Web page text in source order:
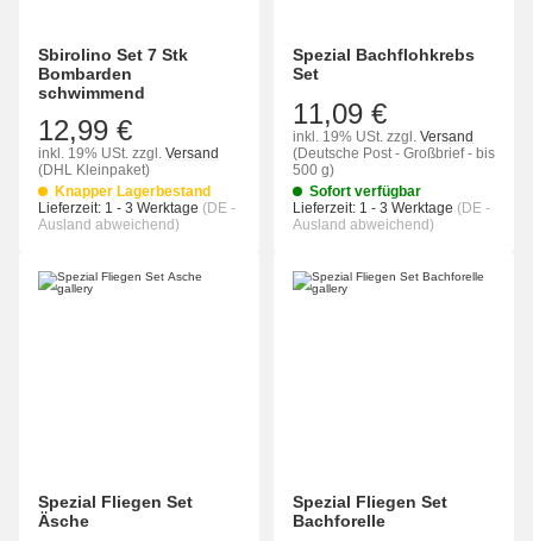
Sbirolino Set 7 Stk
Bombarden
schwimmend
12,99 €
inkl. 19% USt. zzgl. Versand
(DHL Kleinpaket)
Knapper Lagerbestand
Lieferzeit: 1 - 3 Werktage (DE -
Ausland abweichend)
Spezial Bachflohkrebs
Set
11,09 €
inkl. 19% USt. zzgl. Versand
(Deutsche Post - Großbrief - bis
500 g)
Sofort verfügbar
Lieferzeit: 1 - 3 Werktage (DE -
Ausland abweichend)
Spezial Fliegen Set
Äsche
Spezial Fliegen Set
Bachforelle